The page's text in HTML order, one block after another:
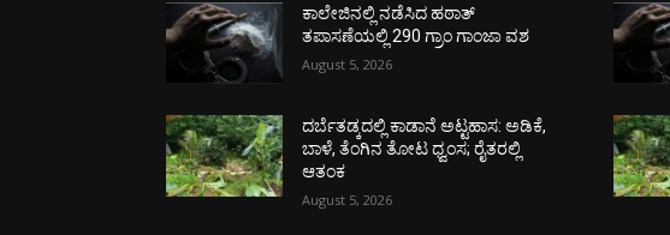
ಕಾಲೇಜಿನಲ್ಲಿ ನಡೆಸಿದ ಹಠಾತ್
ತಪಾಸಣೆಯಲ್ಲಿ 290 ಗ್ರಾಂ ಗಾಂಜಾ ವಶ
August 5, 2026
ದರ್ಬೆತಡ್ಕದಲ್ಲಿ ಕಾಡಾನೆ ಅಟ್ಟಹಾಸ: ಅಡಿಕೆ,
ಬಾಳೆ, ತೆಂಗಿನ ತೋಟ ಧ್ವಂಸ; ರೈತರಲ್ಲಿ
ಆತಂಕ
August 5, 2026